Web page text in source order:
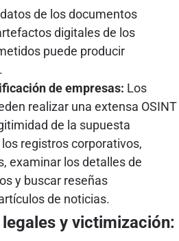
de los documentos
digitales de los
puede producir
de empresas: Los
realizar una extensa OSINT
de la supuesta
registros corporativos,
examinar los detalles de
y buscar reseñas
de noticias.
y victimización: